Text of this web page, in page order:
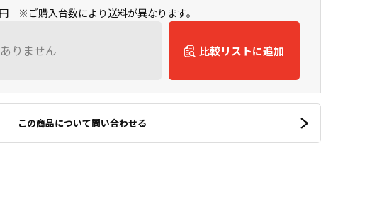
※ご購入台数により送料が異なります。
りません 比較リストに追加
この商品について問い合わせる